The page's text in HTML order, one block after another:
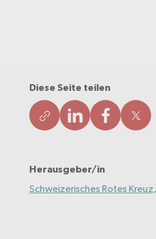
Diese Seite teilen
Herausgeber/in
Schweizerisches Rotes